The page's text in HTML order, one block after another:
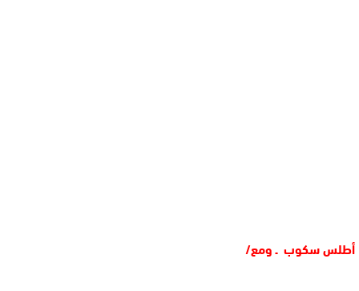
أطلس سكوب ـ ومع/